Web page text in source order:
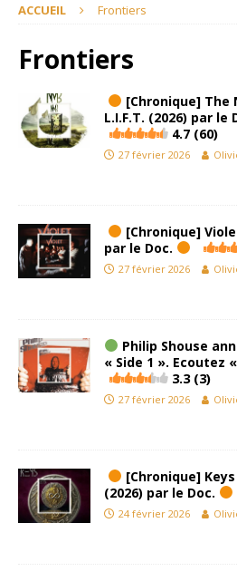
ACCUEIL Frontiers
Frontiers
[Chronique] The
L.I.F.T. (2026) par le
4.7 (60)
27 février 2026
[Chronique]
par le Doc.
27 février 2026
Philip Shouse
« Side 1 ». Ecoutez
3.3 (3)
27 février 2026
[Chronique]
(2026) par le Doc.
24 février 2026